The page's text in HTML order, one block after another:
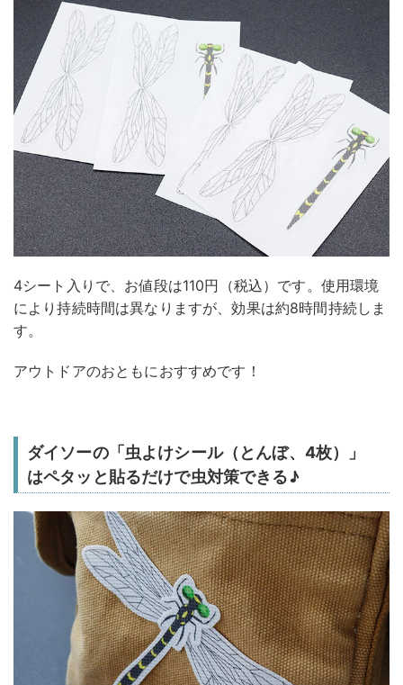
4シート入りで、お値段は110円（税込）です。使用環境
により持続時間は異なりますが、効果は約8時間持続しま
す。
アウトドアのおともにおすすめです！
ダイソーの「虫よけシール（とんぼ、4枚）」
はペタッと貼るだけで虫対策できる♪